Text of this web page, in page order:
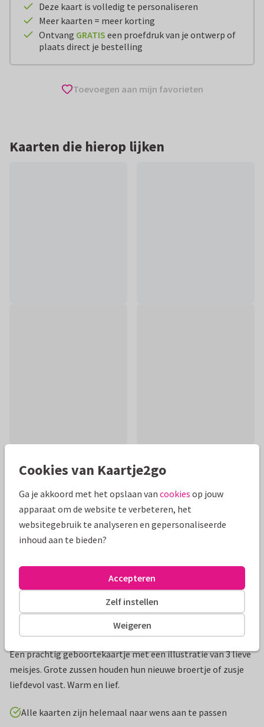
Deze kaart is volledig te personaliseren
Meer kaarten = meer korting
Ontvang GRATIS een proefdruk van je ontwerp of
plaats direct je bestelling
Toevoegen aan mijn favorieten
Kaarten die hierop lijken
Mooie extra's bij je kaart
Productinformatie
Een prachtig geboortekaartje met een illustratie van 3 lieve
meisjes. Grote zussen houden hun nieuwe broertje of zusje
liefdevol vast. Warm en lief.
Alle kaarten zijn helemaal naar wens aan te passen
Cookies van Kaartje2go
Ga je akkoord met het opslaan van cookies op jouw
apparaat om de website te verbeteren, het
websitegebruik te analyseren en gepersonaliseerde
inhoud aan te bieden?
Weigeren
Zelf instellen
Accepteren